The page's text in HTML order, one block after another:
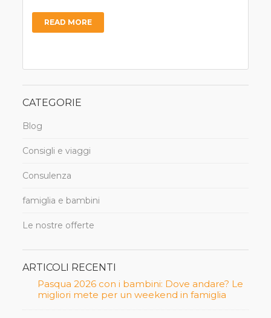
READ MORE
CATEGORIE
Blog
Consigli e viaggi
Consulenza
famiglia e bambini
Le nostre offerte
ARTICOLI RECENTI
Pasqua 2026 con i bambini: Dove andare? Le
migliori mete per un weekend in famiglia